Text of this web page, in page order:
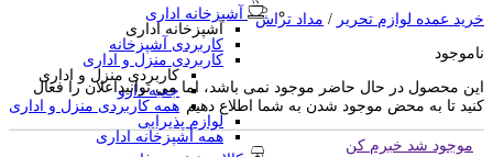
آشپزخانه اداری
آشپزخانه اداری
کاربردی آشپزخانه
کاربردی منزل و اداری
کاربردی منزل و اداری
جعبه دارو
همه کاربردی منزل و اداری
لوازم پذیرایی
همه آشپزخانه اداری
خرید عمده لوازم تحریر / مداد تراش
ناموجود
این محصول در حال حاضر موجود نمی باشد، اما می توانیداعلان را فعال
کنید تا به محض موجود شدن به شما اطلاع دهیم
موجود شد خبرم کن